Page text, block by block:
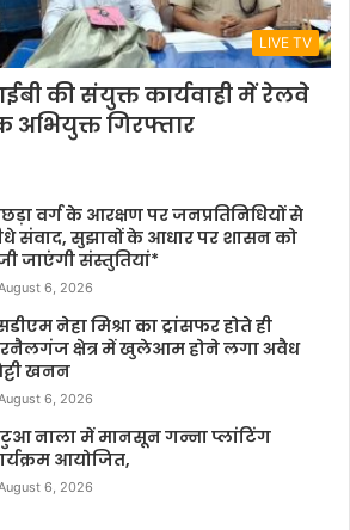
LIVE TV
की संयुक्त कार्यवाही में रेलवे
गिरफ्तार
वर्ग के आरक्षण पर जनप्रतिनिधियों से
संवाद, सुझावों के आधार पर शासन को
जाएंगी संस्तुतियां*
6, 2026
नेहा मिश्रा का ट्रांसफर होते ही
क्षेत्र में खुलेआम होने लगा अवैध
खनन
6, 2026
नाला में मानसून गन्ना प्लांटिंग
आयोजित,
6, 2026